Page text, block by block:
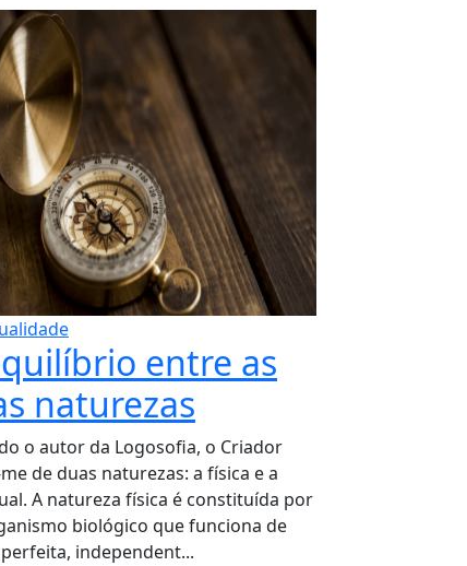
entre as
naturezas
o autor da Logosofia, o Criador
de duas naturezas: a física e a
A natureza física é constituída por
biológico que funciona de
independent...